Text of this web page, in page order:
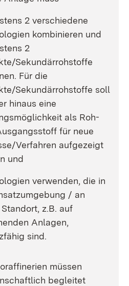
2 verschiedene
kombinieren und
2
Sekundärrohstoffe
Für die
Sekundärrohstoffe soll
hinaus eine
als Roh-
für neue
Verfahren aufgezeigt
und
verwenden, die in
/ an
z.B. auf
Anlagen,
sind.
müssen
begleitet